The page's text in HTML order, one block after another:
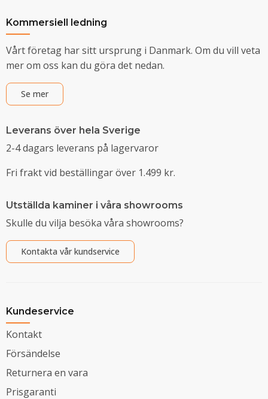
Kommersiell ledning
Vårt företag har sitt ursprung i Danmark. Om du vill veta
mer om oss kan du göra det nedan.
Se mer
Leverans över hela Sverige
2-4 dagars leverans på lagervaror
Fri frakt vid beställingar över 1.499 kr.
Utställda kaminer i våra showrooms
Skulle du vilja besöka våra showrooms?
Kontakta vår kundservice
Kundeservice
Kontakt
Försändelse
Returnera en vara
Prisgaranti